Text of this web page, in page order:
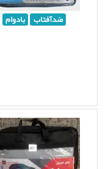
ضدآفتاب بادوام